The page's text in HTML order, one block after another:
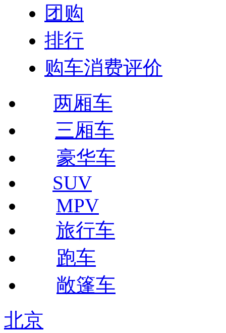
团购
排行
购车消费评价
两厢车
三厢车
豪华车
SUV
MPV
旅行车
跑车
敞篷车
北京